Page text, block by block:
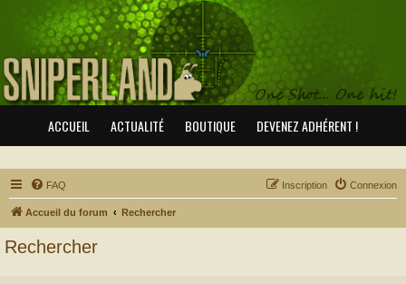
ACCUEIL ACTUALITÉ BOUTIQUE DEVENEZ ADHÉRENT !
FAQ Connexion
Inscription
Accueil du forum Rechercher
Rechercher